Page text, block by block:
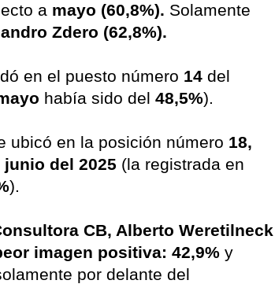
a mayo (60,8%). Solamente
Zdero (62,8%).
en el puesto número 14 del
había sido del 48,5%).
ubicó en la posición número 18,
junio del 2025 (la registrada en
).
CB, Alberto Weretilneck
imagen positiva: 42,9% y
por delante del